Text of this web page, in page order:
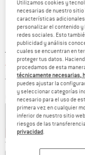
Precio original :
59,95€
Precio:
44,96€ incl. IVA
más Gastos de envío
Color:Soft Black
25% 25%
Talla: EU
Utilizamos cookies y
necesarias de nuestro
características
personalizar el contenido
redes sociales. Esto
publicidad y análisis
cuales se encuentran en
proteger tus datos.
procedamos de esta
técnicamente necesarias,
puedes ajustar la
y seleccionar categorías
necesario para el uso de
primera vez en cualquier
inferior de nuestro sitio
riesgos de las
privacidad.